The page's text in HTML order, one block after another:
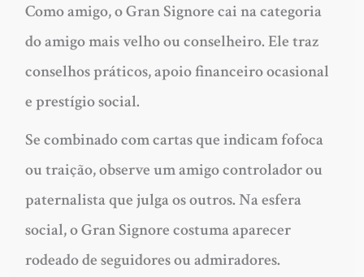
Como amigo, o Gran Signore cai na categoria
do amigo mais velho ou conselheiro. Ele traz
conselhos práticos, apoio financeiro ocasional
e prestígio social.
Se combinado com cartas que indicam fofoca
ou traição, observe um amigo controlador ou
paternalista que julga os outros. Na esfera
social, o Gran Signore costuma aparecer
rodeado de seguidores ou admiradores.